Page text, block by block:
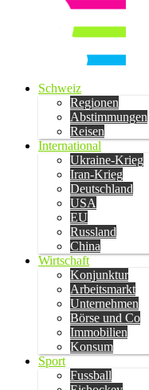
Schweiz
Regionen
Abstimmungen
Reisen
International
Ukraine-Krieg
Iran-Krieg
Deutschland
USA
EU
Russland
China
Wirtschaft
Konjunktur
Arbeitsmarkt
Unternehmen
Börse und Co
Immobilien
Konsum
Sport
Fussball